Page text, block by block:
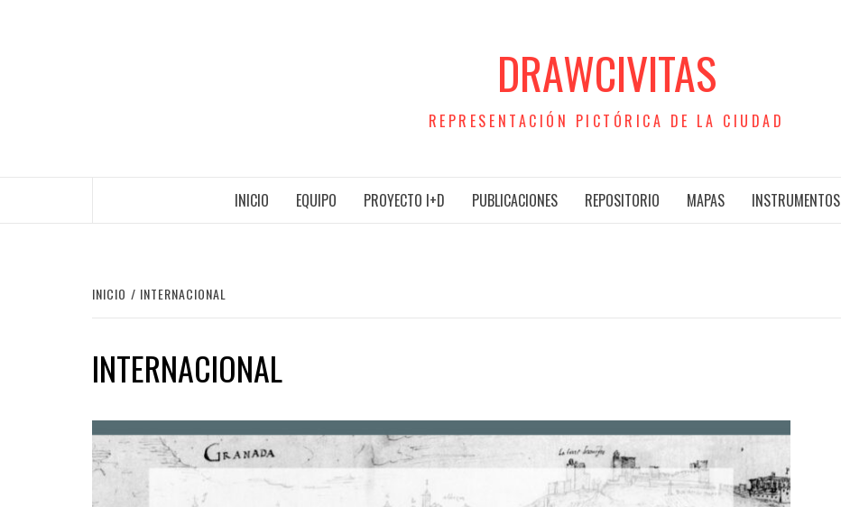
DRAWCIVITAS
REPRESENTACIÓN PICTÓRICA DE LA CIUDAD
INICIO EQUIPO PROYECTO I+D PUBLICACIONES REPOSITORIO MAPAS INSTRUMENTOS
INICIO INTERNACIONAL
INTERNACIONAL